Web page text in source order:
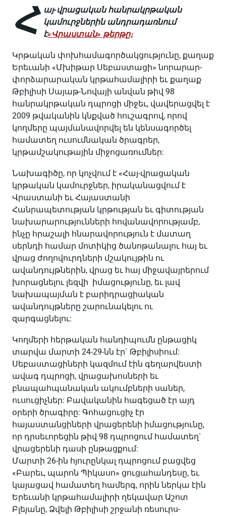
Հ
այ-վրացական հանրակրթական
կամուրջներին անդրադառնում
է«Վրաստան» թերթը։
Կրթական փոխհամագործակցությունը, քաղաք
Երեւանի «Մխիթար Սեբաստացի» նորարար-
փորձարարական կրթահամալիրի եւ քաղաք
Թբիլիսի Սայաթ-Նովայի անվան թիվ 98
հանրակրթական դպրոցի միջեւ, վավերացվել է
2009 թվականին կնքված հուշագրով, որով
կողմերը պայմանավորվել են կենսագործել
համատեղ ուսումնական ծրագրեր,
կրթամշակութային միջոցառումներ:
Նախագիծը, որ կոչվում է «Հայ-վրացական
կրթական կամուրջներ, իրականացվում է
Վրաստանի եւ Հայաստանի
Հանրապետության կրթության եւ գիտության
նախարարությունների հովանավորությամբ,
ինչը հրաշալի հնարավորություն է մատաղ
սերնդի համար մոտիկից ծանոթանալու հայ եւ
վրաց ժողովուրդների մշակույթին ու
ավանդույթներին, վրաց եւ հայ միջավայրերում
խորացնելու լեզվի իմացությունը, եւ լավ
նախապայման է բարիդրացիական
ավանդույթները շարունակելու ու
զարգացնելու:
Կողմերի հերթական հանդիպումն ընթացիկ
տարվա մարտի 24-29-նն էր` Թբիլիսիում:
Սեբաստացիների կազմում էին գեղարվեստի
ավագ դպրոցի, վրացախոսների եւ
բնապահպանական ակումբների սաներ,
ուսուցիչներ: Բավականին հագեցած էր այդ
օրերի ծրագիրը: Գոհացուցիչ էր
հայաստանցիների վրացերենի իմացությունը,
որ դրսեւորեցին թիվ 98 դպրոցում համատեղ`
վրացերենի դասի ընթացքում:
Մարտի 26-ին հյուրընկալ դպրոցում բացվեց
«Բարեւ, պարոն Պիկասո» ցուցահանդեսը, եւ
կայացավ համատեղ համերգ, որին ներկա էին
Երեւանի կրթահամալիրի ղեկավար Աշոտ
Բլեյանը, Ձվելի Թբիլիսի շրջանի ռեսուրս-